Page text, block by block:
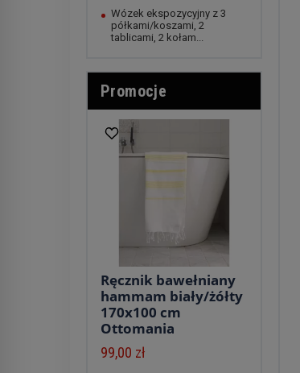
Wózek ekspozycyjny z 3
półkami/koszami, 2
tablicami, 2 kołam...
Promocje
Ręcznik bawełniany
hammam biały/żółty
170x100 cm
Ottomania
99,00 zł